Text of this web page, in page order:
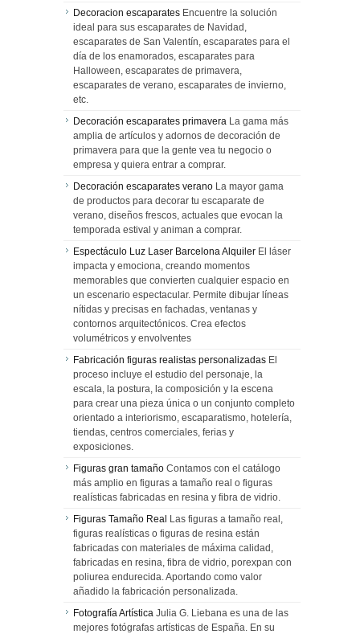
Decoracion escaparates Encuentre la solución
ideal para sus escaparates de Navidad,
escaparates de San Valentín, escaparates para el
día de los enamorados, escaparates para
Halloween, escaparates de primavera,
escaparates de verano, escaparates de invierno,
etc.
Decoración escaparates primavera La gama más
amplia de artículos y adornos de decoración de
primavera para que la gente vea tu negocio o
empresa y quiera entrar a comprar.
Decoración escaparates verano La mayor gama
de productos para decorar tu escaparate de
verano, diseños frescos, actuales que evocan la
temporada estival y animan a comprar.
Espectáculo Luz Laser Barcelona Alquiler El láser
impacta y emociona, creando momentos
memorables que convierten cualquier espacio en
un escenario espectacular. Permite dibujar líneas
nítidas y precisas en fachadas, ventanas y
contornos arquitectónicos. Crea efectos
volumétricos y envolventes
Fabricación figuras realistas personalizadas El
proceso incluye el estudio del personaje, la
escala, la postura, la composición y la escena
para crear una pieza única o un conjunto completo
orientado a interiorismo, escaparatismo, hotelería,
tiendas, centros comerciales, ferias y
exposiciones.
Figuras gran tamaño Contamos con el catálogo
más amplio en figuras a tamaño real o figuras
realísticas fabricadas en resina y fibra de vidrio.
Figuras Tamaño Real Las figuras a tamaño real,
figuras realísticas o figuras de resina están
fabricadas con materiales de máxima calidad,
fabricadas en resina, fibra de vidrio, porexpan con
poliurea endurecida. Aportando como valor
añadido la fabricación personalizada.
Fotografía Artística Julia G. Liebana es una de las
mejores fotógrafas artísticas de España. En su